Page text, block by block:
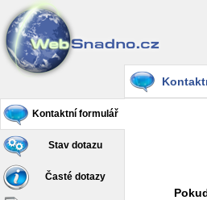
Kontaktní formulář
Stav dotazu
Časté dotazy